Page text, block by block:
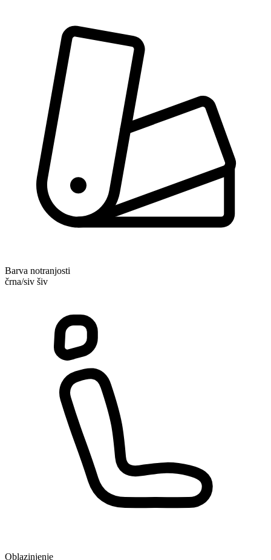
Barva notranjosti
črna/siv šiv
Oblazinjenje